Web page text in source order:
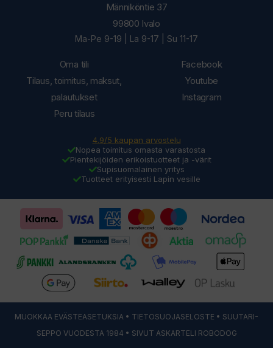
Oma tili
Tilaus, toimitus, maksut,
palautukset
Peru tilaus
Männiköntie 37
99800 Ivalo
Ma-Pe 9-19 | La 9-17 | Su 11-17
Facebook
Youtube
Instagram
4.9/5 kaupan arvostelu
Nopea toimitus omasta varastosta
Pientekijöiden erikoistuotteet ja -värit
Supisuomalainen yritys
Tuotteet erityisesti Lapin vesille
MUOKKAA EVÄSTEASETUKSIA • TIETOSUOJASELOSTE • SUUTARI-
SEPPO VUODESTA 1984 • SIVUT ASKARTELI ROBODOG